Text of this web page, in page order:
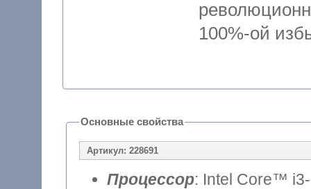
100%-ой
Основные свойства
Артикул: 228691
Процессор: Intel Core™